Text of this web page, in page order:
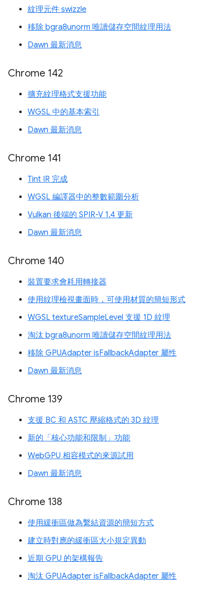
紋理元件 swizzle
移除 bgra8unorm 唯讀儲存空間紋理用法
Dawn 最新消息
Chrome 142
擴充紋理格式支援功能
WGSL 中的基本索引
Dawn 最新消息
Chrome 141
Tint IR 完成
WGSL 編譯器中的整數範圍分析
Vulkan 後端的 SPIR-V 1.4 更新
Dawn 最新消息
Chrome 140
裝置要求會耗用轉接器
使用紋理檢視畫面時，可使用材質的簡短形式
WGSL textureSampleLevel 支援 1D 紋理
淘汰 bgra8unorm 唯讀儲存空間紋理用法
移除 GPUAdapter isFallbackAdapter 屬性
Dawn 最新消息
Chrome 139
支援 BC 和 ASTC 壓縮格式的 3D 紋理
新的「核心功能和限制」功能
WebGPU 相容模式的來源試用
Dawn 最新消息
Chrome 138
使用緩衝區做為繫結資源的簡短方式
建立時對應的緩衝區大小規定異動
近期 GPU 的架構報告
淘汰 GPUAdapter isFallbackAdapter 屬性